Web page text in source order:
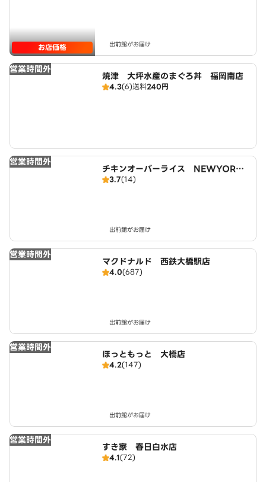
お店価格 出前館がお届け
営業時間外
焼津 大坪水産のまぐろ丼 福岡南店
4.3(6)送料240円
営業時間外
チキンオーバーライス NEWYORK
NEWYORK 大橋店
3.7(14)
出前館がお届け
営業時間外
マクドナルド 西鉄大橋駅店
4.0(687)
出前館がお届け
営業時間外
ほっともっと 大橋店
4.2(147)
出前館がお届け
営業時間外
すき家 春日白水店
4.1(72)